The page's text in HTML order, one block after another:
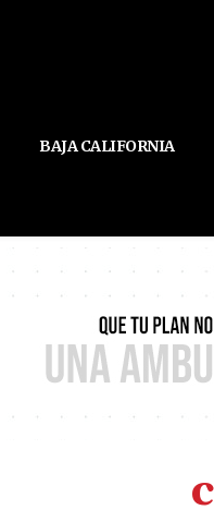
BAJA CALIFORNIA